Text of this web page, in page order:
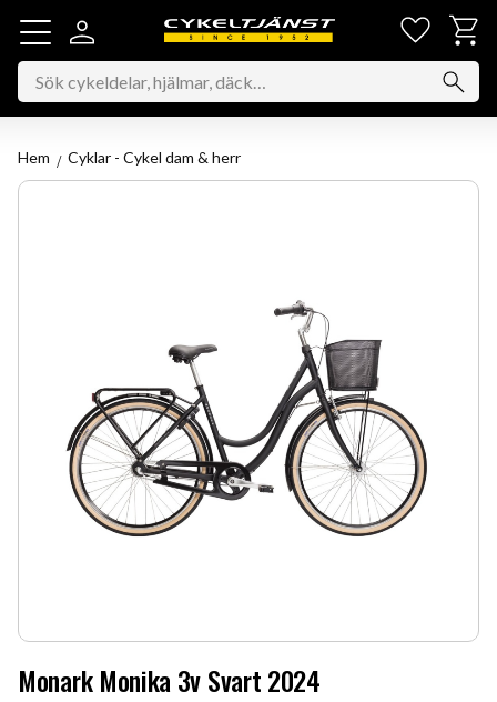
Meny
Hem Cyklar - Cykel dam & herr
Monark Monika 3v Svart 2024